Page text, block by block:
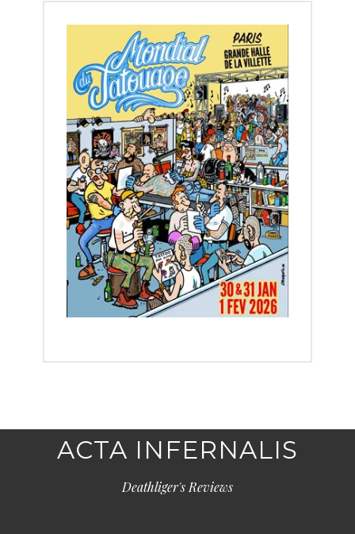
ACTA INFERNALIS
Deathliger's Reviews